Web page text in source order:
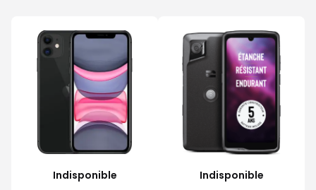
Indisponible
Indisponible